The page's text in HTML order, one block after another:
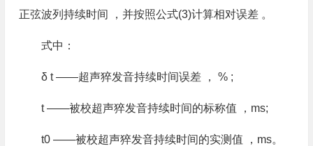
正弦波列持续时间 ，并按照公式(3)计算相对误差 。
式中：
δ t ——超声猝发音持续时间误差 ， % ;
t ——被校超声猝发音持续时间的标称值 ，ms;
t0 ——被校超声猝发音持续时间的实测值 ，ms。